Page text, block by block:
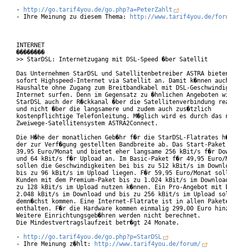
-
http://go.tarif4you.de/go.php?a=PeterZahlt
- Ihre Meinung zu diesem Thema:
http://www.tarif4you.de/
INTERNET
��������
>> StarDSL: Internetzugang mit DSL-Speed �ber Satellit
Das Unternehmen StarDSL und Satellitenbetreiber ASTRA
sofort Highspeed-Internet via Satellit an. Damit k�nnen
Haushalte ohne Zugang zum Breitbandkabel mit DSL-
Internet surfen. Denn im Gegensatz zu �hnlichen Angeboten
StarDSL auch der R�ckkanal �ber die Satellitenverbindung
und nicht �ber die langsamere und zudem auch zus�tzlich
kostenpflichtige Telefonleitung. M�glich wird es durch das
Zweiwege-Satellitensystem ASTRA2Connect.
Die H�he der monatlichen Geb�hr f�r die StarDSL-Flatrates
der zur Verf�gung gestellten Bandbreite ab. Das Start-
39,95 Euro/Monat und bietet eher langsame 256 kBit/s f�r
und 64 kBit/s f�r Upload an. Im Basic-Paket f�r 49,95 Euro/
sollen die Geschwindigkeiten bei bis zu 512 kBit/s im
bis zu 96 kBit/s im Upload liegen. F�r 59,95 Euro/Monat
Kunden mit dem Premium-Paket bis zu 1.024 kBit/s im
zu 128 kBit/s im Upload nutzen k�nnen. Ein Pro-Angebot mit
2.048 kBit/s im Download und bis zu 256 kBit/s im Upload
demn�chst kommen. Eine Internet-Flatrate ist in allen
enthalten. F�r die Hardware kommen einmalig 299,00 Euro
Weitere Einrichtungsgeb�hren werden nicht berechnet.
Die Mindestvertragslaufzeit betr�gt 24 Monate.
-
http://go.tarif4you.de/go.php?p=StarDSL
- Ihre Meinung z�hlt:
http://www.tarif4you.de/forum/